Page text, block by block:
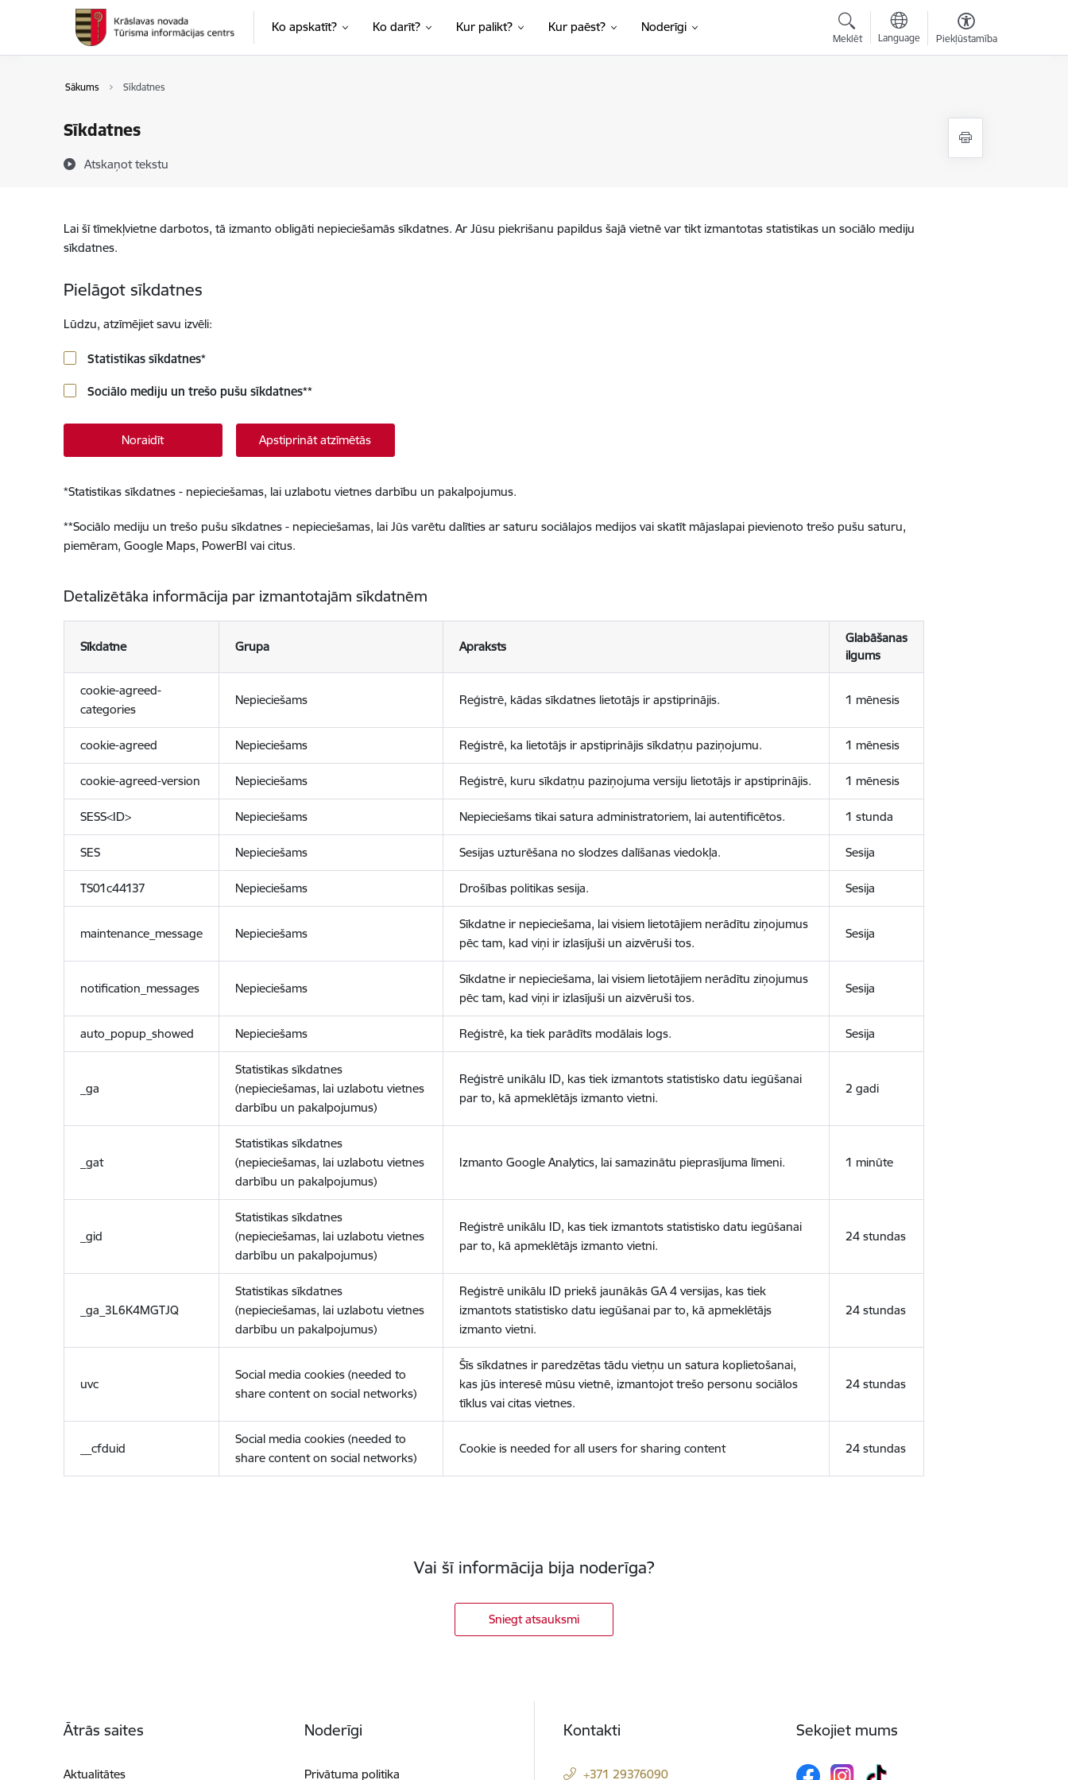
Pāriet uz lapas saturu
Ko apskatīt? Ko darīt? Kur palikt? Kur paēst? Noderīgi
Meklēt Language Piekļūstamība
Sākums Sīkdatnes
Sīkdatnes
Atskaņot tekstu
Lai šī tīmekļvietne darbotos, tā izmanto obligāti nepieciešamās sīkdatnes. Ar Jūsu piekrišanu papildus šajā vietnē var tikt izmantotas statistikas un sociālo mediju
sīkdatnes.
Pielāgot sīkdatnes
Lūdzu, atzīmējiet savu izvēli:
Statistikas sīkdatnes*
Sociālo mediju un trešo pušu sīkdatnes**
Noraidīt Apstiprināt atzīmētās
*Statistikas sīkdatnes - nepieciešamas, lai uzlabotu vietnes darbību un pakalpojumus.
**Sociālo mediju un trešo pušu sīkdatnes - nepieciešamas, lai Jūs varētu dalīties ar saturu sociālajos medijos vai skatīt mājaslapai pievienoto trešo pušu saturu,
piemēram, Google Maps, PowerBI vai citus.
Detalizētāka informācija par izmantotajām sīkdatnēm
Sīkdatne Grupa Apraksts
Glabāšanas
ilgums
cookie-agreed-
categories
Nepieciešams Reģistrē, kādas sīkdatnes lietotājs ir apstiprinājis. 1 mēnesis
cookie-agreed Nepieciešams Reģistrē, ka lietotājs ir apstiprinājis sīkdatņu paziņojumu. 1 mēnesis
cookie-agreed-version Nepieciešams Reģistrē, kuru sīkdatņu paziņojuma versiju lietotājs ir apstiprinājis. 1 mēnesis
SESS<ID> Nepieciešams Nepieciešams tikai satura administratoriem, lai autentificētos. 1 stunda
SES Nepieciešams Sesijas uzturēšana no slodzes dalīšanas viedokļa. Sesija
TS01c44137 Nepieciešams Drošības politikas sesija. Sesija
maintenance_message Nepieciešams
Sīkdatne ir nepieciešama, lai visiem lietotājiem nerādītu ziņojumus
pēc tam, kad viņi ir izlasījuši un aizvēruši tos.
Sesija
notification_messages Nepieciešams
Sīkdatne ir nepieciešama, lai visiem lietotājiem nerādītu ziņojumus
pēc tam, kad viņi ir izlasījuši un aizvēruši tos.
Sesija
auto_popup_showed Nepieciešams Reģistrē, ka tiek parādīts modālais logs. Sesija
_ga
Statistikas sīkdatnes
(nepieciešamas, lai uzlabotu vietnes
darbību un pakalpojumus)
Reģistrē unikālu ID, kas tiek izmantots statistisko datu iegūšanai
par to, kā apmeklētājs izmanto vietni.
2 gadi
_gat
Statistikas sīkdatnes
(nepieciešamas, lai uzlabotu vietnes
darbību un pakalpojumus)
Izmanto Google Analytics, lai samazinātu pieprasījuma līmeni. 1 minūte
_gid
Statistikas sīkdatnes
(nepieciešamas, lai uzlabotu vietnes
darbību un pakalpojumus)
Reģistrē unikālu ID, kas tiek izmantots statistisko datu iegūšanai
par to, kā apmeklētājs izmanto vietni.
24 stundas
_ga_3L6K4MGTJQ
Statistikas sīkdatnes
(nepieciešamas, lai uzlabotu vietnes
darbību un pakalpojumus)
Reģistrē unikālu ID priekš jaunākās GA 4 versijas, kas tiek
izmantots statistisko datu iegūšanai par to, kā apmeklētājs
izmanto vietni.
24 stundas
uvc
Social media cookies (needed to
share content on social networks)
Šīs sīkdatnes ir paredzētas tādu vietņu un satura koplietošanai,
kas jūs interesē mūsu vietnē, izmantojot trešo personu sociālos
tīklus vai citas vietnes.
24 stundas
__cfduid
Social media cookies (needed to
share content on social networks)
Cookie is needed for all users for sharing content 24 stundas
Vai šī informācija bija noderīga?
Sniegt atsauksmi
Ātrās saites
Aktualitātes
Noderīgi
Privātuma politika
Kontakti
+371 29376090
Sekojiet mums